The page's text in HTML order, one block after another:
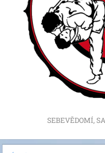
SEBEVĚDOMÍ,